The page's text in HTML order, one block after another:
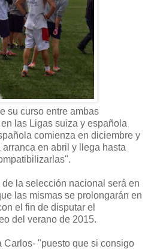
su curso entre ambas
las Ligas suiza y española
comienza en diciembre y
en abril y llega hasta
la selección nacional será en
las mismas se prolongarán en
el fin de disputar el
del verano de 2015.
"puesto que si consigo